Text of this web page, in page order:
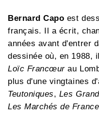
Bernard Capo est
français. Il a écrit,
années avant d'entrer
dessinée où, en 1988,
Loïc Francœurau
plus d'une vingtaines
Teutoniques, Les
Les Marchés de France